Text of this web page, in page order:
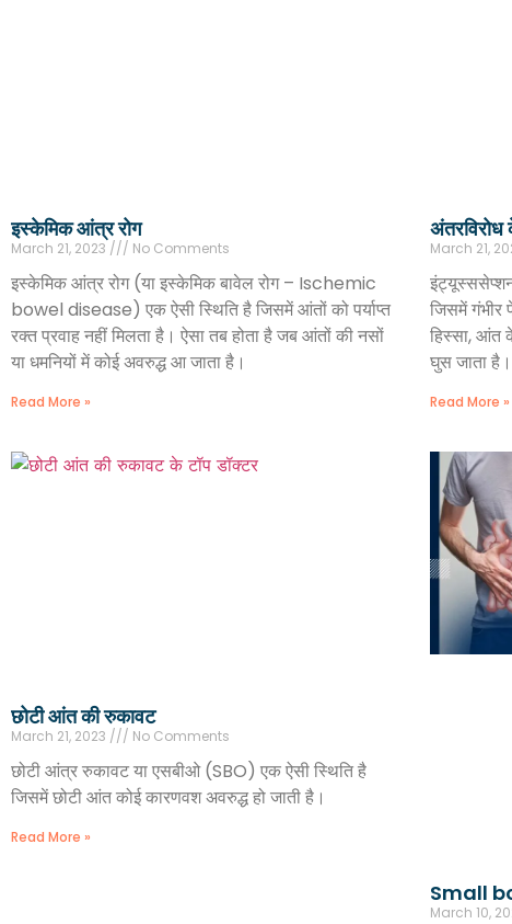
इस्केमिक आंत्र रोग
March 21, 2023 No Comments
इस्केमिक आंत्र रोग (या इस्केमिक बावेल रोग – Ischemic
bowel disease) एक ऐसी स्थिति है जिसमें आंतों को पर्याप्त
रक्त प्रवाह नहीं मिलता है। ऐसा तब होता है जब आंतों की नसों
या धमनियों में कोई अवरुद्ध आ जाता है।
Read More »
March 21,
जिसमें गंभीर
हिस्सा, आंत
घुस जाता है।
Read More »
छोटी आंत की रुकावट
March 21, 2023 No Comments
छोटी आंत्र रुकावट या एसबीओ (SBO) एक ऐसी स्थिति है
जिसमें छोटी आंत कोई कारणवश अवरुद्ध हो जाती है।
Read More »
Small
March 10,